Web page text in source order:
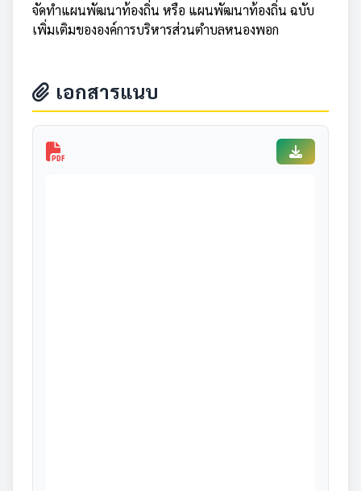
จัดทำแผนพัฒนาท้องถิ่น หรือ แผนพัฒนาท้องถิ่น ฉบับ
เพิ่มเติมขององค์การบริหารส่วนตำบลหนองพอก
เอกสารแนบ